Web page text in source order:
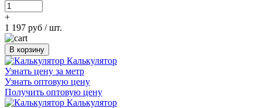
+
1 197 руб / шт.
В корзину
Калькулятор
Узнать цену за метр
Узнать оптовую цену
Получить оптовую цену
Калькулятор